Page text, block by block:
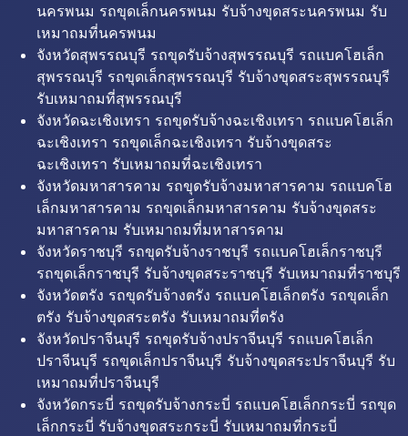
นครพนม รถขุดเล็กนครพนม รับจ้างขุดสระนครพนม รับ
เหมาถมที่นครพนม
จังหวัดสุพรรณบุรี รถขุดรับจ้างสุพรรณบุรี รถแบคโฮเล็ก
สุพรรณบุรี รถขุดเล็กสุพรรณบุรี รับจ้างขุดสระสุพรรณบุรี
รับเหมาถมที่สุพรรณบุรี
จังหวัดฉะเชิงเทรา รถขุดรับจ้างฉะเชิงเทรา รถแบคโฮเล็ก
ฉะเชิงเทรา รถขุดเล็กฉะเชิงเทรา รับจ้างขุดสระ
ฉะเชิงเทรา รับเหมาถมที่ฉะเชิงเทรา
จังหวัดมหาสารคาม รถขุดรับจ้างมหาสารคาม รถแบคโฮ
เล็กมหาสารคาม รถขุดเล็กมหาสารคาม รับจ้างขุดสระ
มหาสารคาม รับเหมาถมที่มหาสารคาม
จังหวัดราชบุรี รถขุดรับจ้างราชบุรี รถแบคโฮเล็กราชบุรี
รถขุดเล็กราชบุรี รับจ้างขุดสระราชบุรี รับเหมาถมที่ราชบุรี
จังหวัดตรัง รถขุดรับจ้างตรัง รถแบคโฮเล็กตรัง รถขุดเล็ก
ตรัง รับจ้างขุดสระตรัง รับเหมาถมที่ตรัง
จังหวัดปราจีนบุรี รถขุดรับจ้างปราจีนบุรี รถแบคโฮเล็ก
ปราจีนบุรี รถขุดเล็กปราจีนบุรี รับจ้างขุดสระปราจีนบุรี รับ
เหมาถมที่ปราจีนบุรี
จังหวัดกระบี่ รถขุดรับจ้างกระบี่ รถแบคโฮเล็กกระบี่ รถขุด
เล็กกระบี่ รับจ้างขุดสระกระบี่ รับเหมาถมที่กระบี่